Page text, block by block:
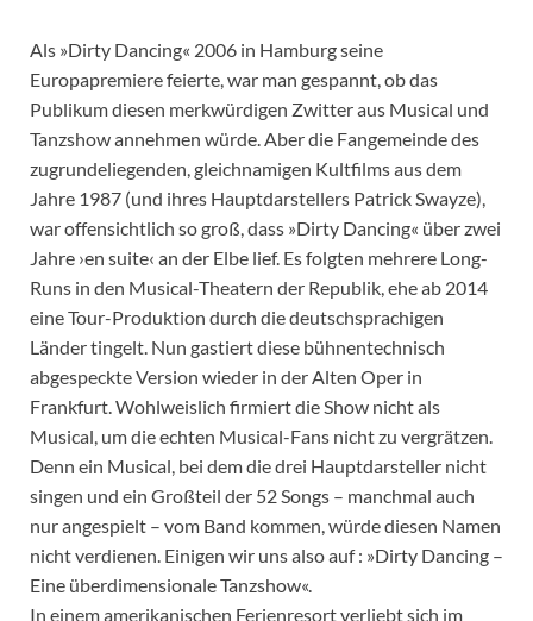
Als »Dirty Dancing« 2006 in Hamburg seine
Europapremiere feierte, war man gespannt, ob das
Publikum diesen merkwürdigen Zwitter aus Musical und
Tanzshow annehmen würde. Aber die Fangemeinde des
zugrundeliegenden, gleichnamigen Kultfilms aus dem
Jahre 1987 (und ihres Hauptdarstellers Patrick Swayze),
war offensichtlich so groß, dass »Dirty Dancing« über zwei
Jahre ›en suite‹ an der Elbe lief. Es folgten mehrere Long-
Runs in den Musical-Theatern der Republik, ehe ab 2014
eine Tour-Produktion durch die deutschsprachigen
Länder tingelt. Nun gastiert diese bühnentechnisch
abgespeckte Version wieder in der Alten Oper in
Frankfurt. Wohlweislich firmiert die Show nicht als
Musical, um die echten Musical-Fans nicht zu vergrätzen.
Denn ein Musical, bei dem die drei Hauptdarsteller nicht
singen und ein Großteil der 52 Songs – manchmal auch
nur angespielt – vom Band kommen, würde diesen Namen
nicht verdienen. Einigen wir uns also auf : »Dirty Dancing –
Eine überdimensionale Tanzshow«.
In einem amerikanischen Ferienresort verliebt sich im